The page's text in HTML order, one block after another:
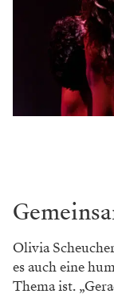
Olivia
es auch eine
Thema ist.